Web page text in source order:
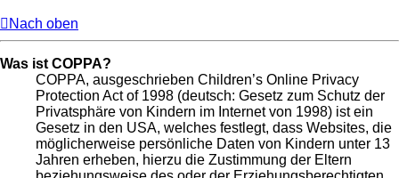
Nach oben
Was ist COPPA?
COPPA, ausgeschrieben Children’s Online Privacy
Protection Act of 1998 (deutsch: Gesetz zum Schutz der
Privatsphäre von Kindern im Internet von 1998) ist ein
Gesetz in den USA, welches festlegt, dass Websites, die
möglicherweise persönliche Daten von Kindern unter 13
Jahren erheben, hierzu die Zustimmung der Eltern